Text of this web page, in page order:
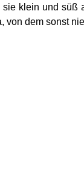
klein und süß
von dem sonst